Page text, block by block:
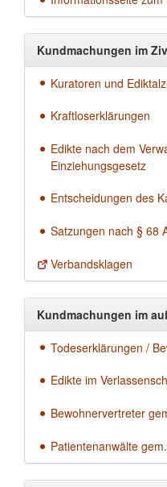
Kundmachungen im
Kuratoren und
Kraftloserklärungen
Edikte nach dem
Einziehungsgesetz
Entscheidungen des
Satzungen nach § 68
Verbandsklagen
Kundmachungen im
Todeserklärungen /
Edikte im
Bewohnervertreter
Patientenanwälte